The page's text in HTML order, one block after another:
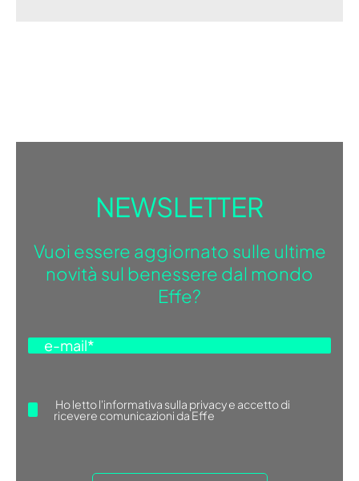
NEWSLETTER
Vuoi essere aggiornato sulle ultime
novità sul benessere dal mondo
Effe?
Ho lettol'informativa sulla privacye accetto di
ricevere comunicazioni da Effe